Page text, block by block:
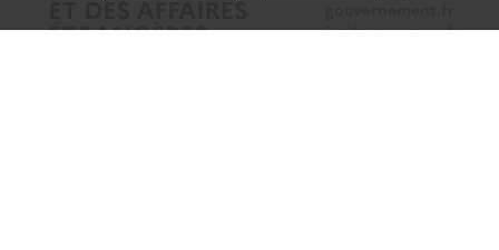
legifrance.gouv.fr